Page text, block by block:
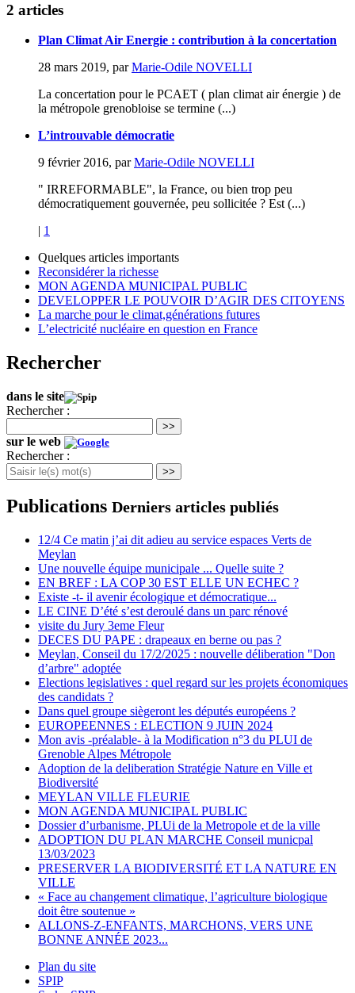
2 articles
Plan Climat Air Energie : contribution à la concertation
28 mars 2019, parMarie-Odile NOVELLI
La concertation pour le PCAET ( plan climat air énergie ) de
la métropole grenobloise se termine (...)
L’introuvable démocratie
9 février 2016, parMarie-Odile NOVELLI
" IRREFORMABLE", la France, ou bien trop peu
démocratiquement gouvernée, peu sollicitée ? Est (...)
| 1
Quelques articles importants
Reconsidérer la richesse
MON AGENDA MUNICIPAL PUBLIC
DEVELOPPER LE POUVOIR D’AGIR DES CITOYENS
La marche pour le climat,générations futures
L’electricité nucléaire en question en France
Rechercher
dans le site
Rechercher :
>>
sur le web
Rechercher :
>>
Publications Derniers articles publiés
12/4 Ce matin j’ai dit adieu au service espaces Verts de
Meylan
Une nouvelle équipe municipale ... Quelle suite ?
EN BREF : LA COP 30 EST ELLE UN ECHEC ?
Existe -t- il avenir écologique et démocratique...
LE CINE D’été s’est deroulé dans un parc rénové
visite du Jury 3eme Fleur
DECES DU PAPE : drapeaux en berne ou pas ?
Meylan, Conseil du 17/2/2025 : nouvelle déliberation "Don
d’arbre" adoptée
Elections legislatives : quel regard sur les projets économiques
des candidats ?
Dans quel groupe siègeront les députés européens ?
EUROPEENNES : ELECTION 9 JUIN 2024
Mon avis -préalable- à la Modification n°3 du PLUI de
Grenoble Alpes Métropole
Adoption de la deliberation Stratégie Nature en Ville et
Biodiversité
MEYLAN VILLE FLEURIE
MON AGENDA MUNICIPAL PUBLIC
Dossier d’urbanisme, PLUi de la Metropole et de la ville
ADOPTION DU PLAN MARCHE Conseil municpal
13/03/2023
PRESERVER LA BIODIVERSITÉ ET LA NATURE EN
VILLE
« Face au changement climatique, l’agriculture biologique
doit être soutenue »
ALLONS-Z-ENFANTS, MARCHONS, VERS UNE
BONNE ANNÉE 2023...
Plan du site
SPIP